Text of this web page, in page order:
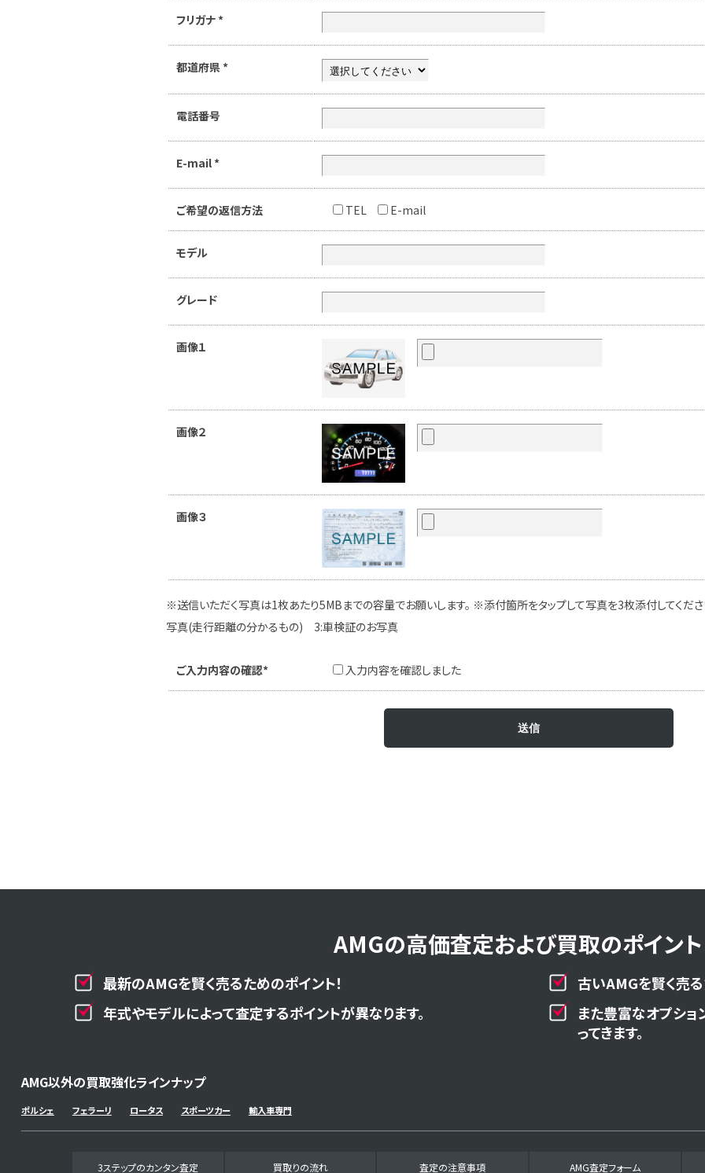
フリガナ *
都道府県 *
電話番号
E-mail *
ご希望の返信方法 TEL E-mail
モデル
グレード
画像１
画像２
画像３
※送信いただく写真は1枚あたり5MBまでの容量でお願いします。 ※添付箇所をタップして写真を3枚添付してくだ
写真(走行距離の分かるもの) 3:車検証のお写真
ご入力内容の確認* 入力内容を確認しました
AMGの高価査定および買取のポイント
最新のAMGを賢く売るためのポイント！
古いAMGを賢く売
年式やモデルによって査定するポイントが異なります。
また豊富なオプシ
ってきます。
AMG以外の買取強化ラインナップ
ポルシェ フェラーリ ロータス スポーツカー 輸入車専門
3ステップのカンタン査定 買取りの流れ 査定の注意事項 AMG査定フォーム